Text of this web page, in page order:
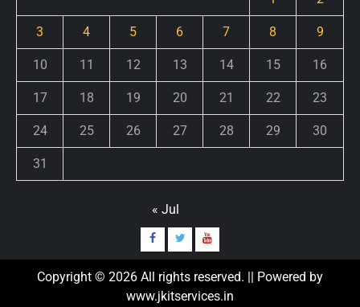
3 4 5 6 7 8 9
10 11 12 13 14 15 16
17 18 19 20 21 22 23
24 25 26 27 28 29 30
31
« Jul
Copyright © 2026 All rights reserved. || Powered by
www.jkitservices.in